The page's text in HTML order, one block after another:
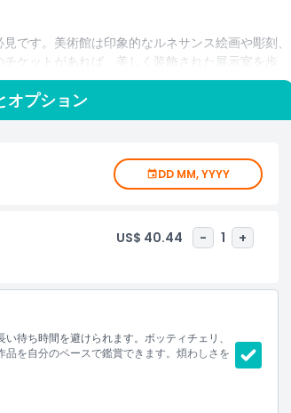
です。美術館は印象的なルネサンス絵画や彫刻、
ケットがあれば、美しく装飾された展示室を歩
といった象徴的な絵画を鑑賞できます。ウフィツ
な宝物で満ちています。
ウフィツィ美術館の訪問は忘れられない体験とな
オプション
DD MM, YYYY
US$ 40.44 - 1 +
待ち時間を避けられます。ボッティチェリ、
を自分のペースで鑑賞できます。煩わしさを